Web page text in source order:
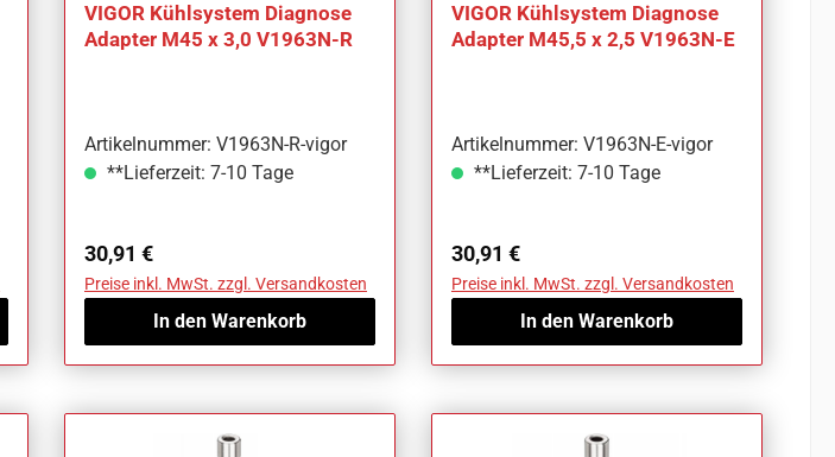
VIGOR Kühlsystem Diagnose
Adapter M45 x 3,0 V1963N-R
Artikelnummer: V1963N-R-vigor
**Lieferzeit: 7-10 Tage
Regulärer Preis:
30,91 €
Preise inkl. MwSt. zzgl. Versandkosten
In den Warenkorb
VIGOR Kühlsystem Diagnose
Adapter M45,5 x 2,5 V1963N-E
Artikelnummer: V1963N-E-vigor
**Lieferzeit: 7-10 Tage
Regulärer Preis:
30,91 €
Preise inkl. MwSt. zzgl. Versandkosten
In den Warenkorb